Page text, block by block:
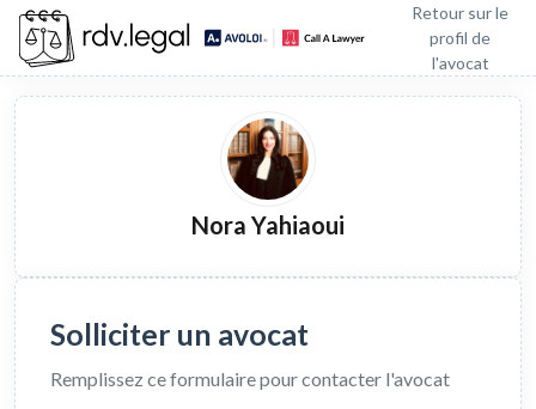
Retour sur le
profil de
l'avocat
Solliciter un avocat
Remplissez ce formulaire pour contacter l'avocat
Nora Yahiaoui